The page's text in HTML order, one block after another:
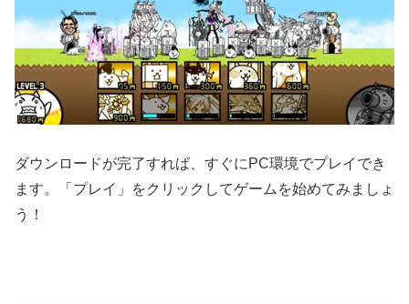
ダウンロードが完了すれば、すぐにPC環境でプレイでき
ます。「プレイ」をクリックしてゲームを始めてみましょ
う！